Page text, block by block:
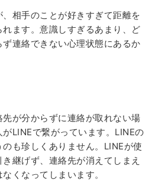
相手のことが好きすぎて距離を
ます。意識しすぎるあまり、ど
連絡できない心理状態にあるか
が分からずに連絡が取れない場
LINEで繋がっています。LINEの
も珍しくありません。LINEが使
継げず、連絡先が消えてしまえ
くなってしまいます。